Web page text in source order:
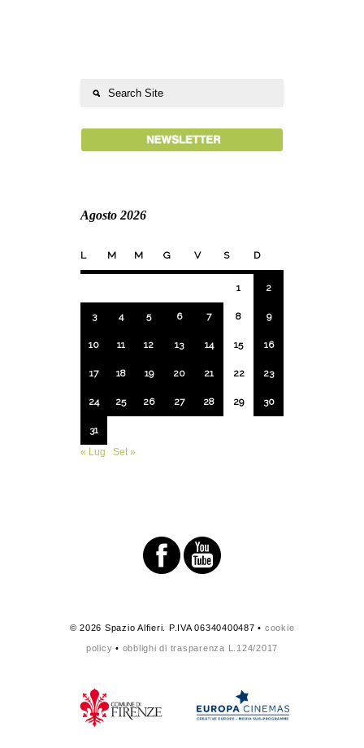
Agosto 2026
L M M G V S D
1 2
3 4 5 6 7 8 9
10 11 12 13 14 15 16
17 18 19 20 21 22 23
24 25 26 27 28 29 30
31
« Lug
Set »
© 2026 Spazio Alfieri. P.IVA 06340400487 • cookie
policy • obblighi di trasparenza L.124/2017